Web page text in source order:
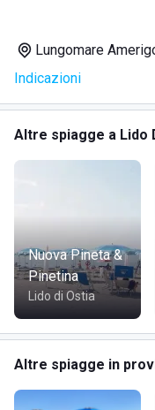
A concludere il
mancare il ristorante
ristorante permette di
terrazza panoramica
Lungomare
Indicazioni
Altre spiagge a Lido
Nuova Pineta &
Pinetina
Lido di Ostia
Altre spiagge in